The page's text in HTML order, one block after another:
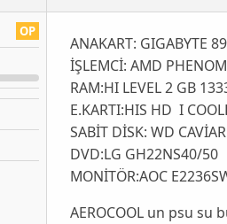
OP
ANAKART: GIGABYTE
İŞLEMCİ: AMD
RAM:HI LEVEL 2 GB
E.KARTI:HIS HD I
SABİT DİSK: WD
DVD:LG GH22NS40/50
MONİTÖR:AOC
AEROCOOL un psu